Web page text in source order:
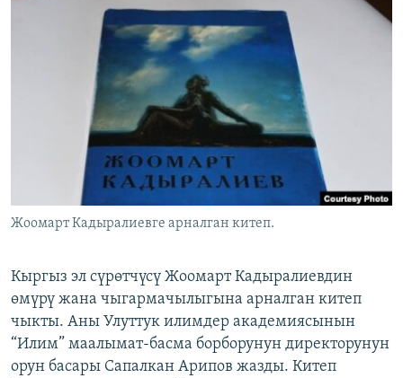
ЭЖЕ-СИҢДИЛЕР
ЫҢГАЙСЫЗ СУРООЛОР
ОНЛАЙН ШЕРИНЕ
ЭЕ/АРнун бардык сайттары
Жоомарт Кадыралиевге арналган китеп.
Кыргыз эл сүрөтчүсү Жоомарт Кадыралиевдин
өмүрү жана чыгармачылыгына арналган китеп
чыкты. Аны Улуттук илимдер академиясынын
“Илим” маалымат-басма борборунун директорунун
орун басары Сапалкан Арипов жазды. Китеп